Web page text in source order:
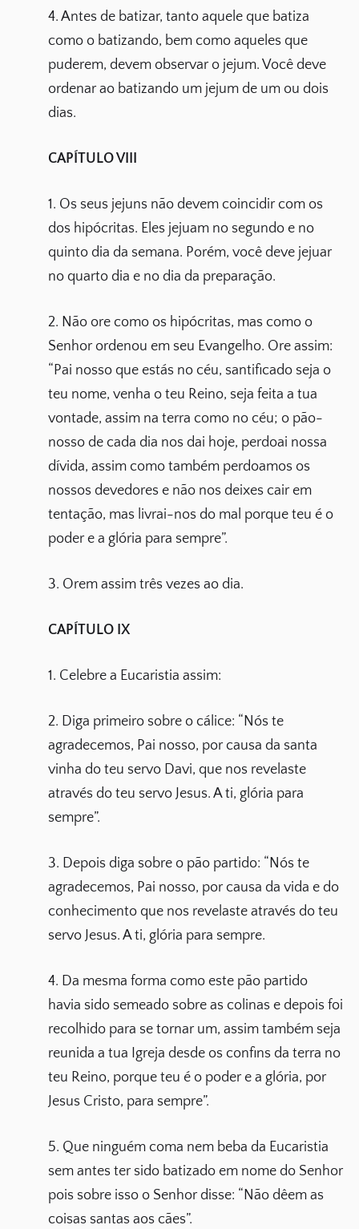
4. Antes de batizar, tanto aquele que batiza
como o batizando, bem como aqueles que
puderem, devem observar o jejum. Você deve
ordenar ao batizando um jejum de um ou dois
dias.
CAPÍTULO VIII
1. Os seus jejuns não devem coincidir com os
dos hipócritas. Eles jejuam no segundo e no
quinto dia da semana. Porém, você deve jejuar
no quarto dia e no dia da preparação.
2. Não ore como os hipócritas, mas como o
Senhor ordenou em seu Evangelho. Ore assim:
“Pai nosso que estás no céu, santificado seja o
teu nome, venha o teu Reino, seja feita a tua
vontade, assim na terra como no céu; o pão-
nosso de cada dia nos dai hoje, perdoai nossa
dívida, assim como também perdoamos os
nossos devedores e não nos deixes cair em
tentação, mas livrai-nos do mal porque teu é o
poder e a glória para sempre”.
3. Orem assim três vezes ao dia.
CAPÍTULO IX
1. Celebre a Eucaristia assim:
2. Diga primeiro sobre o cálice: “Nós te
agradecemos, Pai nosso, por causa da santa
vinha do teu servo Davi, que nos revelaste
através do teu servo Jesus. A ti, glória para
sempre”.
3. Depois diga sobre o pão partido: “Nós te
agradecemos, Pai nosso, por causa da vida e do
conhecimento que nos revelaste através do teu
servo Jesus. A ti, glória para sempre.
4. Da mesma forma como este pão partido
havia sido semeado sobre as colinas e depois foi
recolhido para se tornar um, assim também seja
reunida a tua Igreja desde os confins da terra no
teu Reino, porque teu é o poder e a glória, por
Jesus Cristo, para sempre”.
5. Que ninguém coma nem beba da Eucaristia
sem antes ter sido batizado em nome do Senhor
pois sobre isso o Senhor disse: “Não dêem as
coisas santas aos cães”.